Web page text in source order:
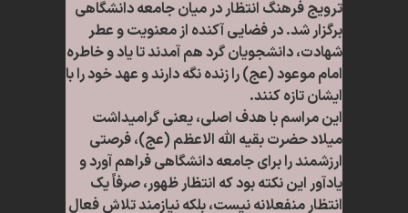
ترویج فرهنگ انتظار در میان جامعه دانشگاهی
برگزار شد. در فضایی آکنده از معنویت و عطر
شهادت، دانشجویان گرد هم آمدند تا یاد و خاطره
امام موعود (عج) را زنده نگه دارند و عهد خود را با
ایشان تازه کنند.
این مراسم با هدف اصلی، یعنی گرامیداشت
میلاد حضرت بقیه الله الاعظم (عج)، فرصتی
ارزشمند را برای جامعه دانشگاهی فراهم آورد و
یادآور این نکته بود که انتظار ظهور، صرفاً یک
انتظار منفعلانه نیست، بلکه نیازمند تلاش فعال